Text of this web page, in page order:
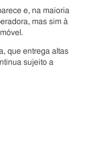
e, na maioria
mas sim à
que entrega altas
sujeito a